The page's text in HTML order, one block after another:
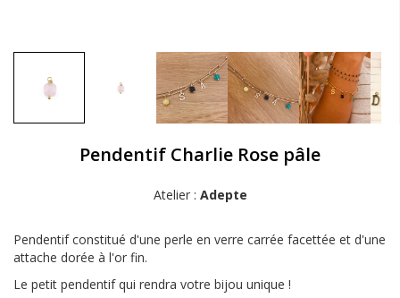
Pendentif Charlie Rose pâle
Atelier : Adepte
Pendentif constitué d'une perle en verre carrée facettée et d'une
attache dorée à l'or fin.
Le petit pendentif qui rendra votre bijou unique !